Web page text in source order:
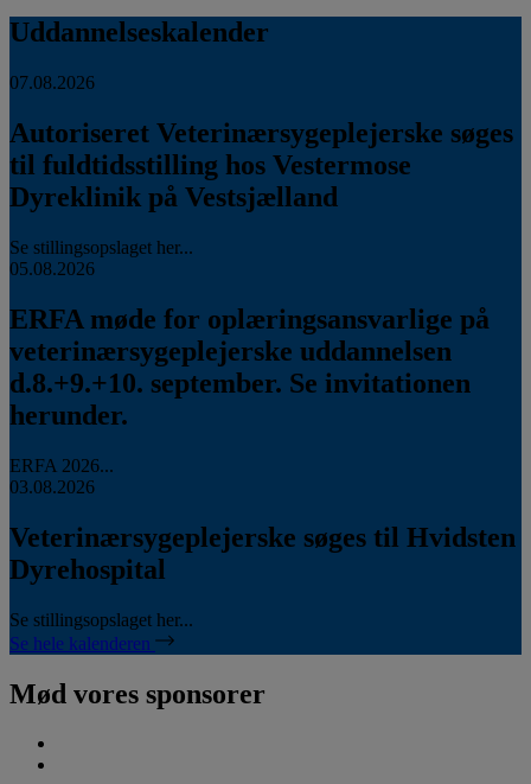
Uddannelseskalender
07.08.2026
Autoriseret Veterinærsygeplejerske søges
til fuldtidsstilling hos Vestermose
Dyreklinik på Vestsjælland
Se stillingsopslaget her...
05.08.2026
ERFA møde for oplæringsansvarlige på
veterinærsygeplejerske uddannelsen
d.8.+9.+10. september. Se invitationen
herunder.
ERFA 2026...
03.08.2026
Veterinærsygeplejerske søges til Hvidsten
Dyrehospital
Se stillingsopslaget her...
Se hele kalenderen
Mød vores sponsorer